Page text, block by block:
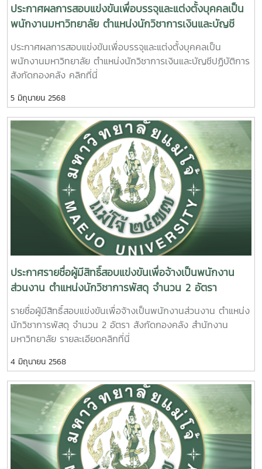
ประกาศผลการสอบแข่งขันเพื่อบรรจุและแต่งตั้งบุคคลเป็น
พนักงานมหาวิทยาลัย ตำแหน่งนักวิชาการเงินและบัญชี
ปฏิบัติการ สังกัดกองคลัง
ประกาศผลการสอบแข่งขันเพื่อบรรจุและแต่งตั้งบุคคลเป็น
พนักงานมหาวิทยาลัย ตำแหน่งนักวิชาการเงินและบัญชีปฏิบัติการ
สังกัดกองคลัง คลิกที่นี่
5 มิถุนายน 2568
ประกาศรายชื่อผู้มีสิทธิ์สอบแข่งขันเพื่อจ้างเป็นพนักงาน
ส่วนงาน ตำแหน่งนักวิชาการพัสดุ จำนวน 2 อัตรา
รายชื่อผู้มีสิทธิ์สอบแข่งขันเพื่อจ้างเป็นพนักงานส่วนงาน ตำแหน่ง
นักวิชาการพัสดุ จำนวน 2 อัตรา สังกัดกองคลัง สำนักงาน
มหาวิทยาลัย รายละเอียดคลิกที่นี่
4 มิถุนายน 2568